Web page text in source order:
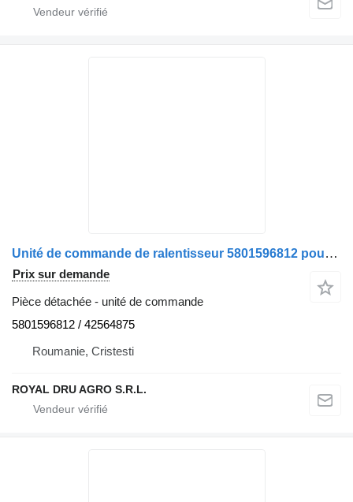
Unité de commande de ralentisseur 5801596812 pour camion IVECO – Cod
Prix sur demande
Pièce détachée - unité de commande
5801596812 / 42564875
Roumanie, Cristesti
ROYAL DRU AGRO S.R.L.